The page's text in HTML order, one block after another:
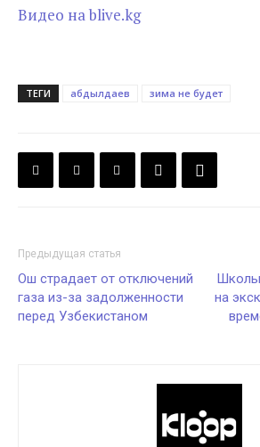
Видео на blive.kg
ТЕГИ абдылдаев зима не будет
Предыдущая статья
Ош страдает от отключений
газа из-за задолженности
перед Узбекистаном
на